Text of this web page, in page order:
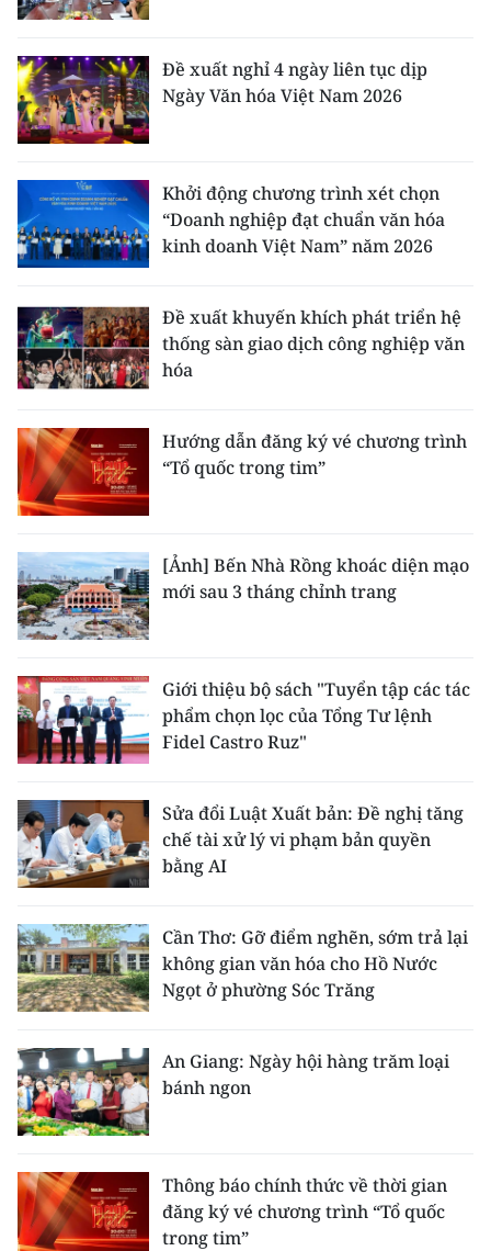
Đề xuất nghỉ 4 ngày liên tục dịp
Ngày Văn hóa Việt Nam 2026
Khởi động chương trình xét chọn
“Doanh nghiệp đạt chuẩn văn hóa
kinh doanh Việt Nam” năm 2026
Đề xuất khuyến khích phát triển hệ
thống sàn giao dịch công nghiệp văn
hóa
Hướng dẫn đăng ký vé chương trình
“Tổ quốc trong tim”
[Ảnh] Bến Nhà Rồng khoác diện mạo
mới sau 3 tháng chỉnh trang
Giới thiệu bộ sách "Tuyển tập các tác
phẩm chọn lọc của Tổng Tư lệnh
Fidel Castro Ruz"
Sửa đổi Luật Xuất bản: Đề nghị tăng
chế tài xử lý vi phạm bản quyền
bằng AI
Cần Thơ: Gỡ điểm nghẽn, sớm trả lại
không gian văn hóa cho Hồ Nước
Ngọt ở phường Sóc Trăng
An Giang: Ngày hội hàng trăm loại
bánh ngon
Thông báo chính thức về thời gian
đăng ký vé chương trình “Tổ quốc
trong tim”